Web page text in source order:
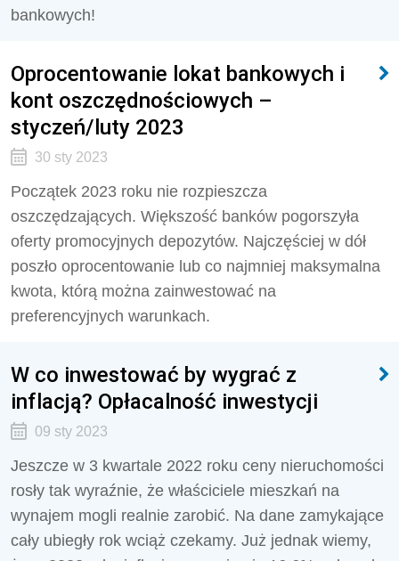
bankowych!
Oprocentowanie lokat bankowych i
kont oszczędnościowych –
styczeń/luty 2023
30 sty 2023
Początek 2023 roku nie rozpieszcza
oszczędzających. Większość banków pogorszyła
oferty promocyjnych depozytów. Najczęściej w dół
poszło oprocentowanie lub co najmniej maksymalna
kwota, którą można zainwestować na
preferencyjnych warunkach.
W co inwestować by wygrać z
inflacją? Opłacalność inwestycji
09 sty 2023
Jeszcze w 3 kwartale 2022 roku ceny nieruchomości
rosły tak wyraźnie, że właściciele mieszkań na
wynajem mogli realnie zarobić. Na dane zamykające
cały ubiegły rok wciąż czekamy. Już jednak wiemy,